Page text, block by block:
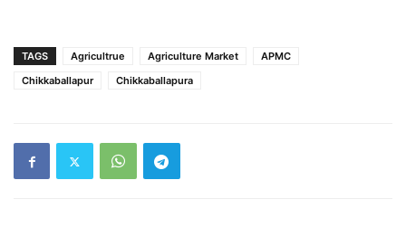
TAGS Agricultrue Agriculture Market
APMC
Chikkaballapur
Chikkaballapura